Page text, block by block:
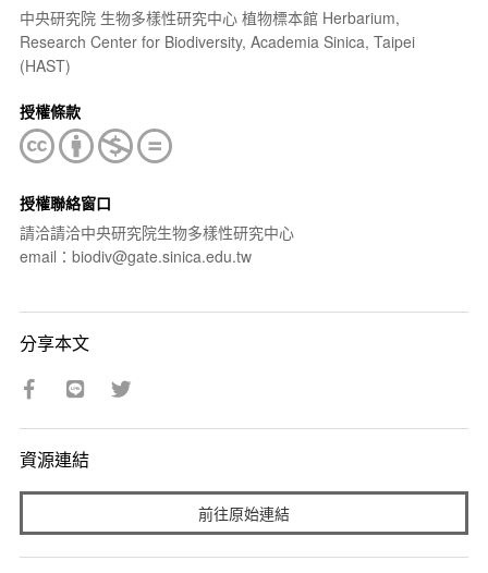
中央研究院 生物多樣性研究中心 植物標本館 Herbarium,
Research Center for Biodiversity, Academia Sinica, Taipei
(HAST)
授權條款
授權聯絡窗口
請洽請洽中央研究院生物多樣性研究中心
email：biodiv@gate.sinica.edu.tw
分享本文
資源連結
前往原始連結